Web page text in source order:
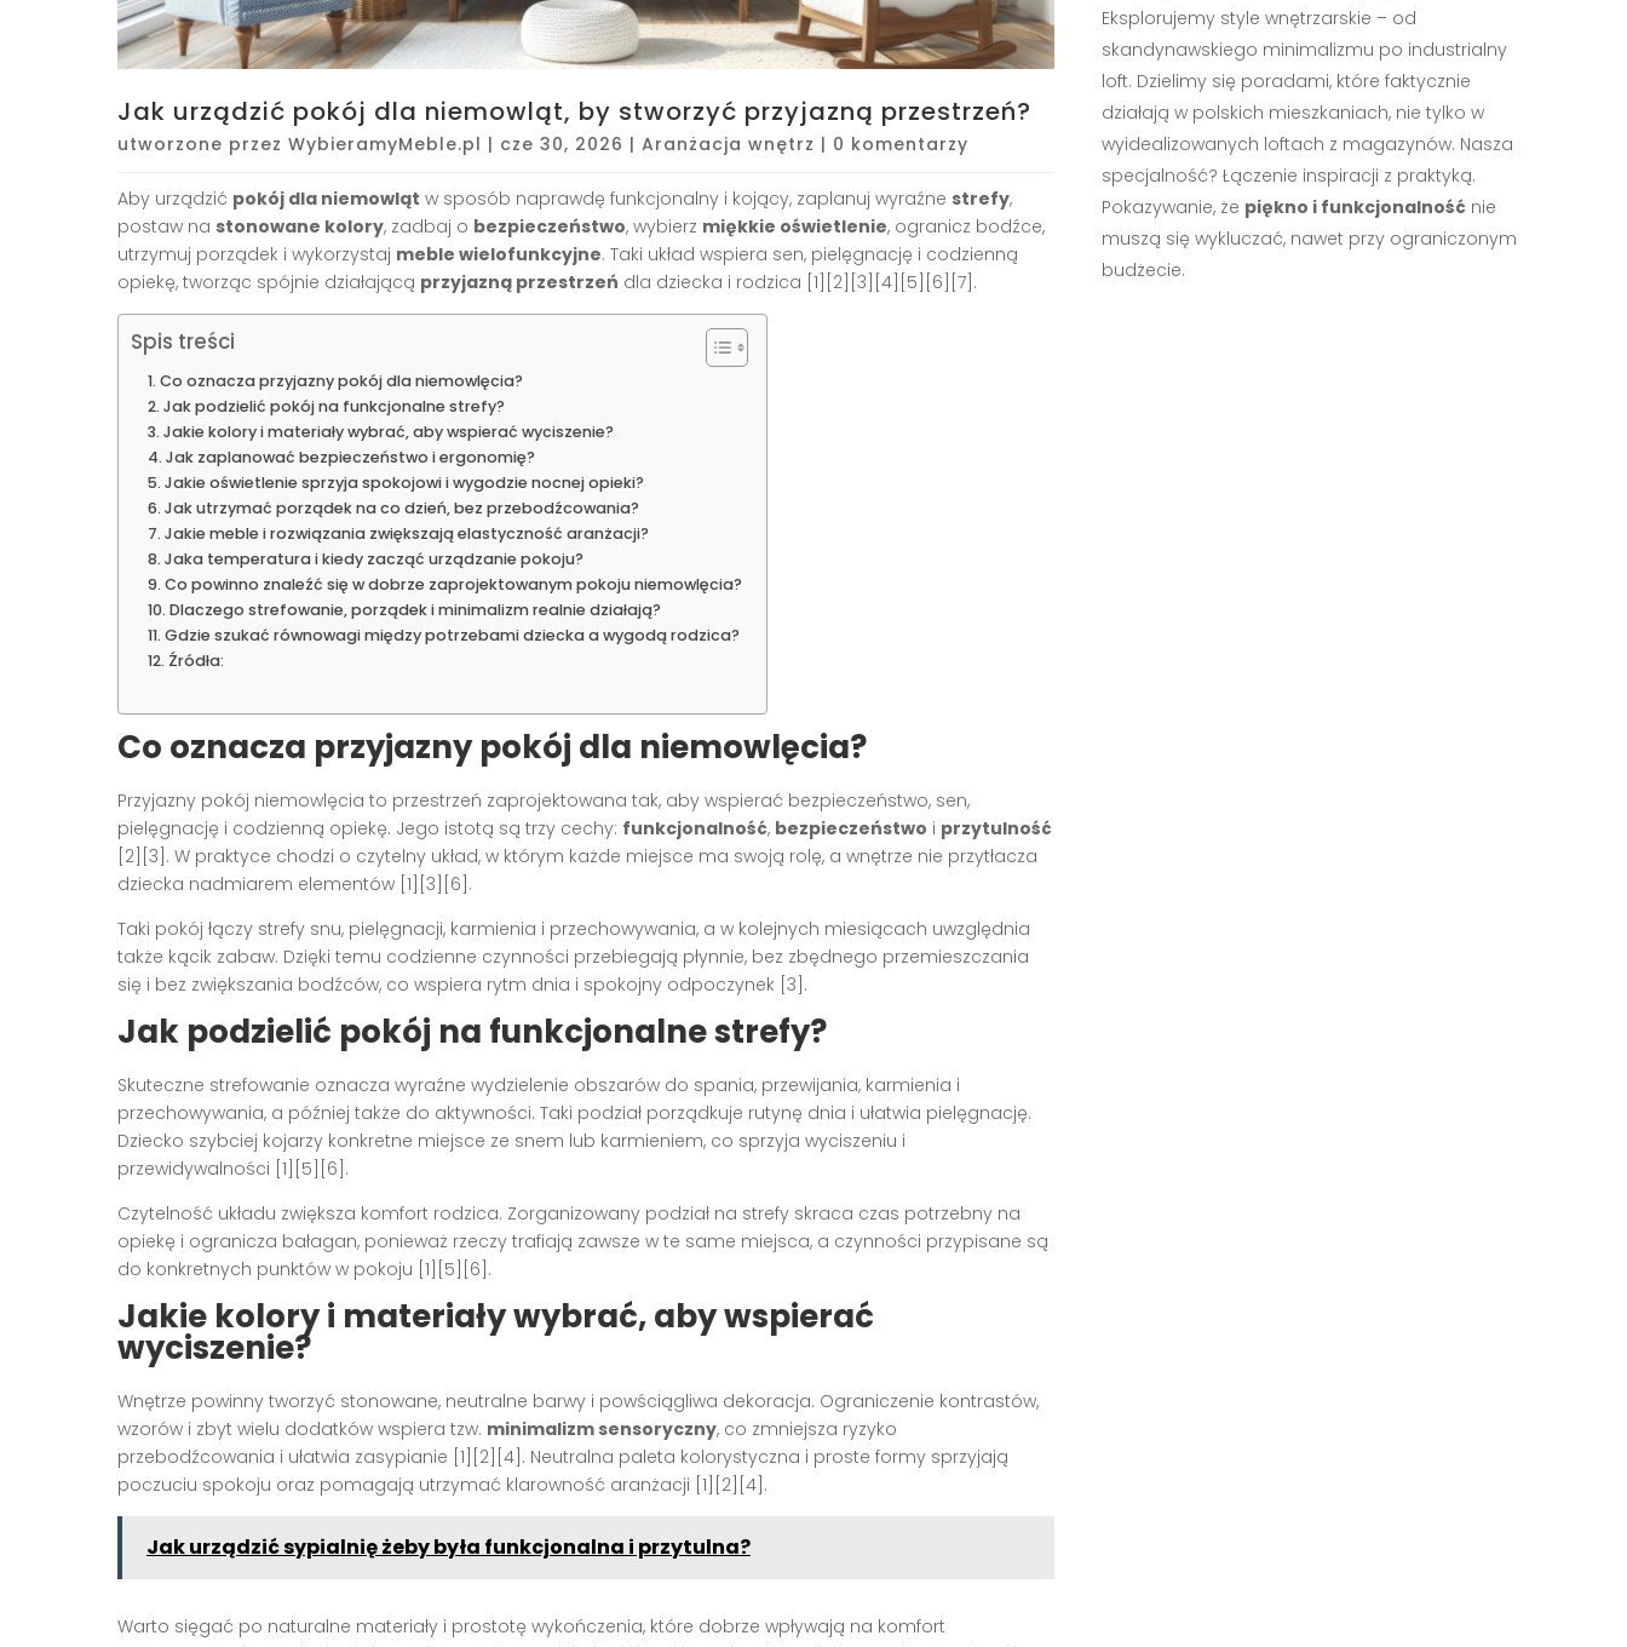
Jak urządzić pokój dla niemowląt, by stworzyć przyjazną przestrzeń?
utworzone przez WybieramyMeble.pl | cze 30, 2026 | Aranżacja wnętrz | 0 komentarzy
Aby urządzić pokój dla niemowląt w sposób naprawdę funkcjonalny i kojący, zaplanuj wyraźne strefy,
postaw na stonowane kolory, zadbaj o bezpieczeństwo, wybierz miękkie oświetlenie, ogranicz bodźce,
utrzymuj porządek i wykorzystaj meble wielofunkcyjne. Taki układ wspiera sen, pielęgnację i codzienną
opiekę, tworząc spójnie działającą przyjazną przestrzeń dla dziecka i rodzica [1][2][3][4][5][6][7].
Spis treści
Co oznacza przyjazny pokój dla niemowlęcia?
Jak podzielić pokój na funkcjonalne strefy?
Jakie kolory i materiały wybrać, aby wspierać wyciszenie?
Jak zaplanować bezpieczeństwo i ergonomię?
Jakie oświetlenie sprzyja spokojowi i wygodzie nocnej opieki?
Jak utrzymać porządek na co dzień, bez przebodźcowania?
Jakie meble i rozwiązania zwiększają elastyczność aranżacji?
Jaka temperatura i kiedy zacząć urządzanie pokoju?
Co powinno znaleźć się w dobrze zaprojektowanym pokoju niemowlęcia?
Dlaczego strefowanie, porządek i minimalizm realnie działają?
Gdzie szukać równowagi między potrzebami dziecka a wygodą rodzica?
Źródła:
Co oznacza przyjazny pokój dla niemowlęcia?
Przyjazny pokój niemowlęcia to przestrzeń zaprojektowana tak, aby wspierać bezpieczeństwo, sen,
pielęgnację i codzienną opiekę. Jego istotą są trzy cechy: funkcjonalność, bezpieczeństwo i przytulność
[2][3]. W praktyce chodzi o czytelny układ, w którym każde miejsce ma swoją rolę, a wnętrze nie przytłacza
dziecka nadmiarem elementów [1][3][6].
Taki pokój łączy strefy snu, pielęgnacji, karmienia i przechowywania, a w kolejnych miesiącach uwzględnia
także kącik zabaw. Dzięki temu codzienne czynności przebiegają płynnie, bez zbędnego przemieszczania
się i bez zwiększania bodźców, co wspiera rytm dnia i spokojny odpoczynek [3].
Jak podzielić pokój na funkcjonalne strefy?
Skuteczne strefowanie oznacza wyraźne wydzielenie obszarów do spania, przewijania, karmienia i
przechowywania, a później także do aktywności. Taki podział porządkuje rutynę dnia i ułatwia pielęgnację.
Dziecko szybciej kojarzy konkretne miejsce ze snem lub karmieniem, co sprzyja wyciszeniu i
przewidywalności [1][5][6].
Czytelność układu zwiększa komfort rodzica. Zorganizowany podział na strefy skraca czas potrzebny na
opiekę i ogranicza bałagan, ponieważ rzeczy trafiają zawsze w te same miejsca, a czynności przypisane są
do konkretnych punktów w pokoju [1][5][6].
Jakie kolory i materiały wybrać, aby wspierać
wyciszenie?
Wnętrze powinny tworzyć stonowane, neutralne barwy i powściągliwa dekoracja. Ograniczenie kontrastów,
wzorów i zbyt wielu dodatków wspiera tzw. minimalizm sensoryczny, co zmniejsza ryzyko
przebodźcowania i ułatwia zasypianie [1][2][4]. Neutralna paleta kolorystyczna i proste formy sprzyjają
poczuciu spokoju oraz pomagają utrzymać klarowność aranżacji [1][2][4].
Jak urządzić sypialnię żeby była funkcjonalna i przytulna?
Warto sięgać po naturalne materiały i prostotę wykończenia, które dobrze wpływają na komfort
Eksplorujemy style wnętrzarskie – od
skandynawskiego minimalizmu po industrialny
loft. Dzielimy się poradami, które faktycznie
działają w polskich mieszkaniach, nie tylko w
wyidealizowanych loftach z magazynów. Nasza
specjalność? Łączenie inspiracji z praktyką.
Pokazywanie, że piękno i funkcjonalność nie
muszą się wykluczać, nawet przy ograniczonym
budżecie.